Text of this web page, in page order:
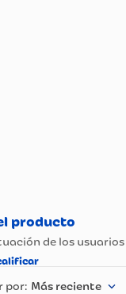
Más reciente